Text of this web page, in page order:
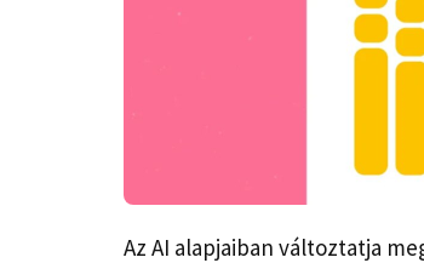
Az AI alapjaiban változtatja